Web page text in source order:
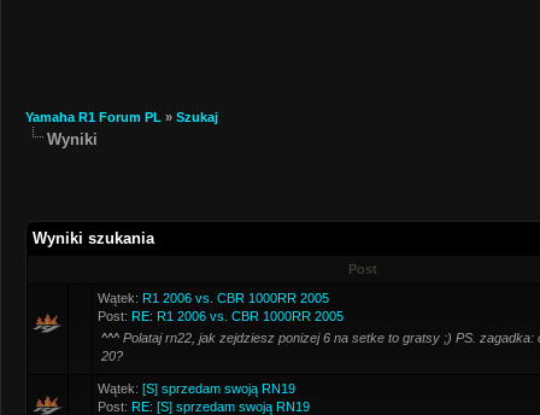
Yamaha R1 Forum PL » Szukaj
Wyniki
Wyniki szukania
Post
Wątek: R1 2006 vs. CBR 1000RR 2005
Post: RE: R1 2006 vs. CBR 1000RR 2005
^^^ Polataj rn22, jak zejdziesz ponizej 6 na setke to gratsy ;) PS. zagadka:
20?
Wątek: [S] sprzedam swoją RN19
Post: RE: [S] sprzedam swoją RN19